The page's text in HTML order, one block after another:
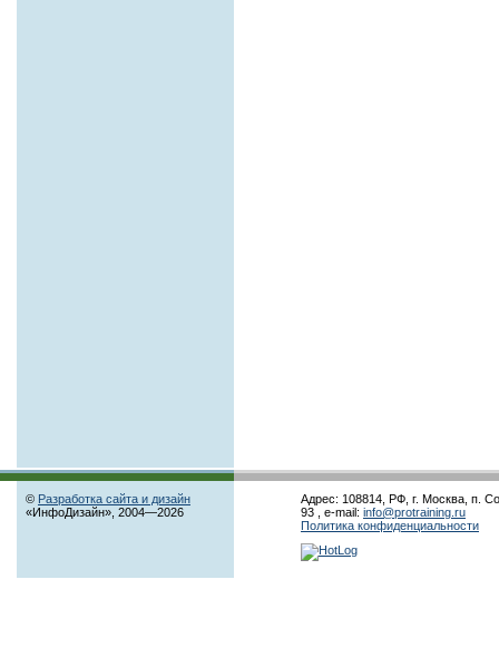
© Разработка сайта и дизайн
«ИнфоДизайн», 2004—2026
Адрес: 108814, РФ, г. Москва, п.
93 , e-mail: info@protraining.ru
Политика конфиденциальности